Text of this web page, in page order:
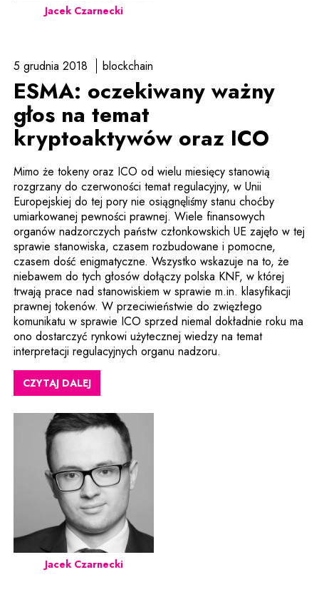
Jacek Czarnecki
5 grudnia 2018 blockchain
ESMA: oczekiwany ważny
głos na temat
kryptoaktywów oraz ICO
Mimo że tokeny oraz ICO od wielu miesięcy stanowią
rozgrzany do czerwoności temat regulacyjny, w Unii
Europejskiej do tej pory nie osiągnęliśmy stanu choćby
umiarkowanej pewności prawnej. Wiele finansowych
organów nadzorczych państw członkowskich UE zajęło w tej
sprawie stanowiska, czasem rozbudowane i pomocne,
czasem dość enigmatyczne. Wszystko wskazuje na to, że
niebawem do tych głosów dołączy polska KNF, w której
trwają prace nad stanowiskiem w sprawie m.in. klasyfikacji
prawnej tokenów. W przeciwieństwie do zwięzłego
komunikatu w sprawie ICO sprzed niemal dokładnie roku ma
ono dostarczyć rynkowi użytecznej wiedzy na temat
interpretacji regulacyjnych organu nadzoru.
CZYTAJ DALEJ
Jacek Czarnecki